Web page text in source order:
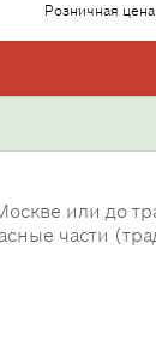
Розничная
или до
части